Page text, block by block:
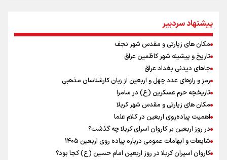
توضیح دکتر پزشکیان درباره چرایی حذف ارز ترجیحی
جابجایی مرکز ثقل اقتصاد جهان انجام شد/ فرصت طلایی برای اقتصاد
ایران +نمودار
رئیس جمهور : باید به سمتی برویم که یارانه‌های دهک‌های بالا کمتر و به
دهک‌های پایین پرداخت شود
اردوی تیم ملی تکواندو
شنیده شدن صدای ۲ انفجار در یک نفتکش در حال عبور از تنگه هرمز
پزشکیان : قطار چابهار - زاهدان در هفته دولت به بهره‌برداری می‌رسد
رئیس جمهور : اتصال شهرهای اطراف تهران به مترو در دستور کار است
پیشنهاد سردبیر
مکان های زیارتی و مقدس شهر نجف
تاریخ و پیشینه شهر کاظمین عراق
جاهای دیدنی بغداد عراق
رمز و رازهای عدد چهل و اربعین از زبان کارشناسان مذهبی
تاریخچه حرم عسکرین (ع) در سامرا
مکان های زیارتی و مقدس شهر کربلا
اهمیت پیاده‌روی اربعین در کلام علما
در روز اربعین بر کاروان اسرای کربلا چه گذشت؟
شایعات و ابهامات عمومی درباره پیاده روی اربعین ۱۴۰۵
کاروان اسیران کربلا در روز اربعین امام حسین (ع) کجا بود؟